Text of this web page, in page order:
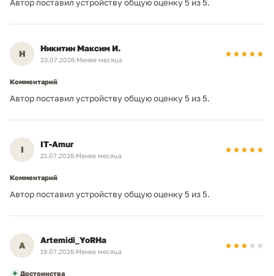
Масса
Уровень шума (работа) —
Уровень шума (ожидание)
Автор поставил устройству общую оценку 5 из 5.
Н Никитин Максим И.
23.07.2026·Менее месяца
Комментарий
Автор поставил устройству общую оценку 5 из 5.
I IT-Amur
21.07.2026·Менее месяца
Комментарий
Автор поставил устройству общую оценку 5 из 5.
A Artemidi_YoRHa
19.07.2026·Менее месяца
+ Достоинства